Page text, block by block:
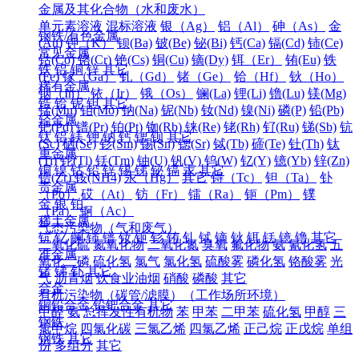
金属及其化合物（水和废水）
单元素溶液 混标溶液 银（Ag） 铝（Al） 砷（As）
金
(Au) 钾（K） 钡(Ba) 铍(Be) 铋(Bi) 钙(Ca) 镉(Cd) 铈(Ce)
钴(Co) 铬(Cr) 铯(Cs) 铜(Cu) 镝(Dy) 铒（Er） 铕(Eu) 铁
(Fe) 镓（Ga） 钆（Gd） 锗（Ge） 铪（Hf）
钬（Ho）
铟（In） 铱（Ir） 锇（Os） 镧(La) 锂(Li) 镥(Lu) 镁(Mg)
锰(Mn) 钼(Mo) 钠(Na) 铌(Nb) 钕(Nd) 镍(Ni) 磷(P) 铅(Pb)
钯(Pd) 镨(Pr) 铂(Pt) 铷(Rb) 铼(Re) 铑(Rh) 钌(Ru) 锑(Sb) 钪
(Sc) 硒(Se) 钐(Sm) 锡(Sn) 锶(Sr) 铽(Tb) 碲(Te) 钍(Th) 钛
(Ti) 铊(Tl) 铥(Tm) 铀(U) 钒(V) 钨(W) 钇(Y) 镱(Yb) 锌(Zn)
锆(Zr) 铵(NH4) 汞（Hg） 其它 锝（Tc） 钽（Ta）
钋
（Po） 砹（At） 钫（Fr） 镭（Ra） 钷（Pm）
镤
（Pa） 锕（Ac）
气态污染物（气和废气）
二氧化硫 氮氧化物 二氧化氮 臭氧 氟化物 氨 氰化氢 五
氧化二磷 硫化氢 氯气 氯化氢 硫酸雾 磷化氢 铬酸雾 光
气 沥青烟 饮食业油烟 硝酸 磷酸 其它
有机污染物（碳管/滤膜）（工作场所环境）
甲醛 氨 总挥发性有机物 苯 甲苯 二甲苯 硫化氢 甲醇 三
氯甲烷 四氯化碳 三氯乙烯 四氯乙烯 正己烷 正戊烷 单组
份 多组分 其它
钢铁/有色金属
常见金属
铁 铝 铜 锌 其它
稀有金属
锆 铪 铌 钽 其它
轻金属
钛 铝 镁 钾 钠 钙 锶 钡 其它
重金属
铜 镍 钴 铅 锌 锡 锑 铋 镉 汞 其它
贵金属
金 银 铂
稀土金属
钪 钇 镧 铈 镨 钕 钷 钐 铕 钆 铽 镝 钬 铒 铥 镱 镥 其它
准金属
锗 锑 钋 其它
合金
铜铅合金 铅钯合金 其它
钢铁
钢铁 其它